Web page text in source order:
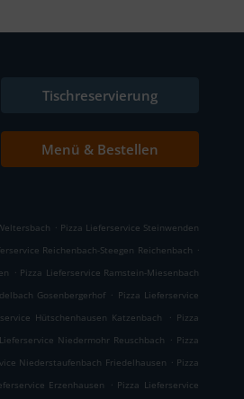
Tischreservierung
Menü & Bestellen
. Pizza Lieferservice Steinwenden
Reichenbach-Steegen Reichenbach .
. Pizza Lieferservice Ramstein-Miesenbach
Gosenbergerhof . Pizza Lieferservice
Hütschenhausen Katzenbach . Pizza
Niedermohr Reuschbach . Pizza
Niederstaufenbach Friedelhausen . Pizza
Erzenhausen . Pizza Lieferservice